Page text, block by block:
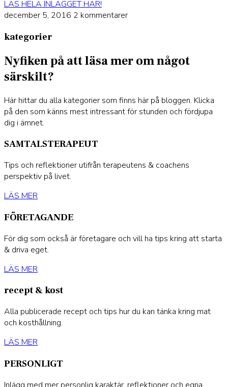
LÄS HELA INLÄGGET HÄR!
december 5, 2016 2 kommentarer
kategorier
Nyfiken på att läsa mer om något
särskilt?
Här hittar du alla kategorier som finns här på bloggen. Klicka
på den som känns mest intressant för stunden och fördjupa
dig i ämnet.
SAMTALSTERAPEUT
Tips och reflektioner utifrån terapeutens & coachens
perspektiv på livet.
LÄS MER
FÖRETAGANDE
För dig som också är företagare och vill ha tips kring att starta
& driva eget.
LÄS MER
recept & kost
Alla publicerade recept och tips hur du kan tänka kring mat
och kosthållning.
LÄS MER
PERSONLIGT
Inlägg med mer personlig karaktär, reflektioner och egna